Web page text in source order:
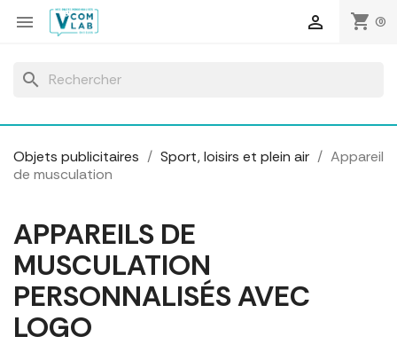
 shopping_cart (0)

search
Objets publicitaires Sport, loisirs et plein air
Appareil
de musculation
APPAREILS DE
MUSCULATION
PERSONNALISÉS AVEC
LOGO
Panneau de gestion des cookies